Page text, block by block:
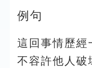
例句
這回事情歷經
不容許他人破